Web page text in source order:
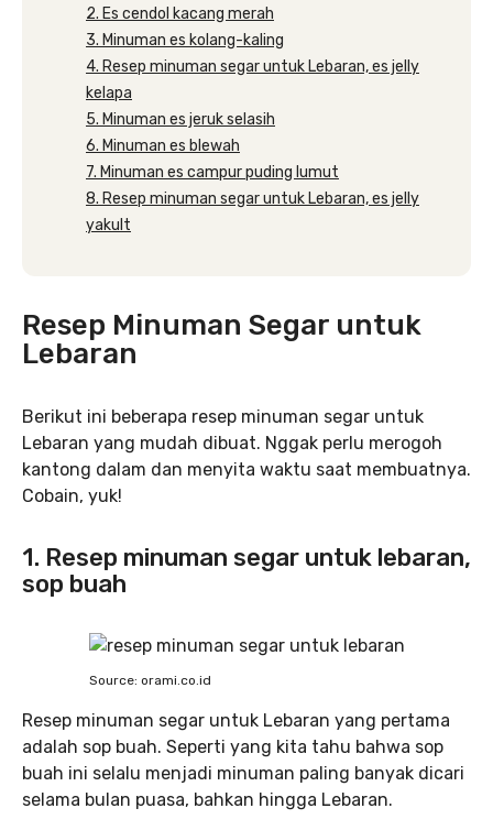
2. Es cendol kacang merah
3. Minuman es kolang-kaling
4. Resep minuman segar untuk Lebaran, es jelly
kelapa
5. Minuman es jeruk selasih
6. Minuman es blewah
7. Minuman es campur puding lumut
8. Resep minuman segar untuk Lebaran, es jelly
yakult
Resep Minuman Segar untuk
Lebaran
Berikut ini beberapa resep minuman segar untuk
Lebaran yang mudah dibuat. Nggak perlu merogoh
kantong dalam dan menyita waktu saat membuatnya.
Cobain, yuk!
1. Resep minuman segar untuk lebaran,
sop buah
Source: orami.co.id
Resep minuman segar untuk Lebaran yang pertama
adalah sop buah. Seperti yang kita tahu bahwa sop
buah ini selalu menjadi minuman paling banyak dicari
selama bulan puasa, bahkan hingga Lebaran.